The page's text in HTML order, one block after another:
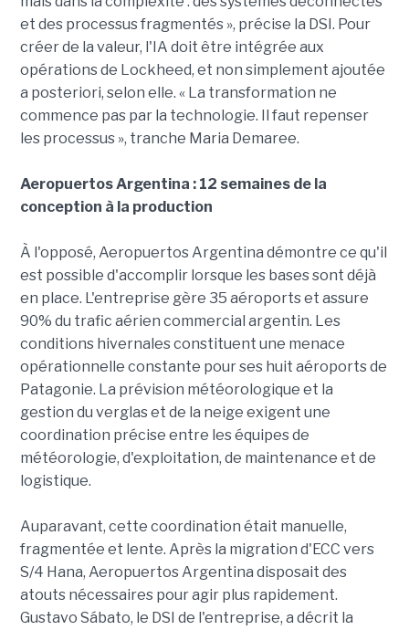
et des processus fragmentés », précise la DSI. Pour
créer de la valeur, l'IA doit être intégrée aux
opérations de Lockheed, et non simplement ajoutée
a posteriori, selon elle. « La transformation ne
commence pas par la technologie. Il faut repenser
les processus », tranche Maria Demaree.
Aeropuertos Argentina : 12 semaines de la
conception à la production
À l'opposé, Aeropuertos Argentina démontre ce qu'il
est possible d'accomplir lorsque les bases sont déjà
en place. L'entreprise gère 35 aéroports et assure
90% du trafic aérien commercial argentin. Les
conditions hivernales constituent une menace
opérationnelle constante pour ses huit aéroports de
Patagonie. La prévision météorologique et la
gestion du verglas et de la neige exigent une
coordination précise entre les équipes de
météorologie, d'exploitation, de maintenance et de
logistique.
Auparavant, cette coordination était manuelle,
fragmentée et lente. Après la migration d'ECC vers
S/4 Hana, Aeropuertos Argentina disposait des
atouts nécessaires pour agir plus rapidement.
Gustavo Sábato, le DSI de l'entreprise, a décrit la